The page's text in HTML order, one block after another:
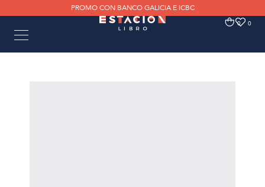
PROMO CON BANCO GALICIA E ICBC
0 0